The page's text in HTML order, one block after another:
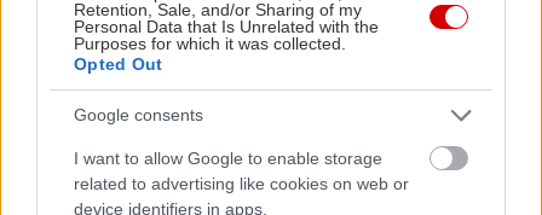
Retention, Sale, and/or Sharing of my
Personal Data that Is Unrelated with the
Purposes for which it was collected.
Opted Out
Google consents
I want to allow Google to enable storage
related to advertising like cookies on web or
device identifiers in apps.
ποτήρι. Στην οργανωμένη αμμουδιά της
Τσαμπίκας και στο Κιοτάρι που προσφέρει
πολλές ευκαιρίες για water sports.
Διαβάστε περισσότερα -Ρόδος: Τα best of του
νησιού των Ιπποτών